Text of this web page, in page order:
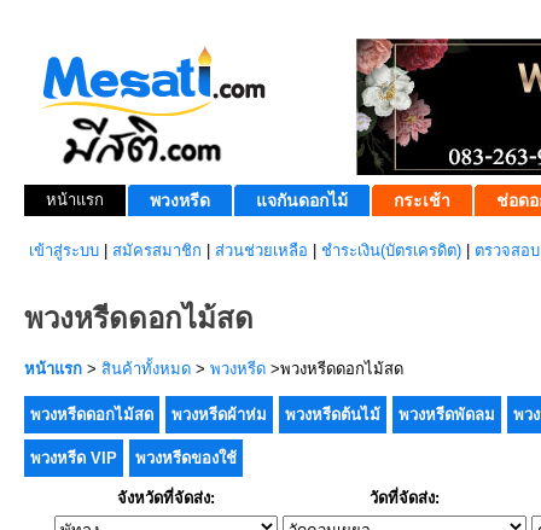
หน้าแรก พวงหรีด แจกันดอกไม้ กระเช้า ช่อดอ
เข้าสู่ระบบ สมัครสมาชิก ส่วนช่วยเหลือ ชำระเงิน(บัตรเครดิต) ตรวจสอ
พวงหรีดดอกไม้สด
หน้าแรก > สินค้าทั้งหมด > พวงหรีด >พวงหรีดดอกไม้สด
พวงหรีดดอกไม้สด พวงหรีดผ้าห่ม พวงหรีดต้นไม้ พวงหรีดพัดลม พว
พวงหรีด VIP พวงหรีดของใช้
จังหวัดที่จัดส่ง: วัดที่จัดส่ง: